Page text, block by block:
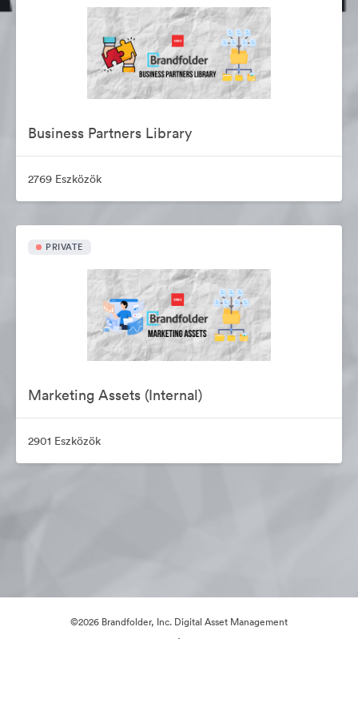
Business Partners Library
2769 Eszközök
PRIVATE
Marketing Assets (Internal)
2901 Eszközök
©2026 Brandfolder, Inc. Digital Asset Management
·